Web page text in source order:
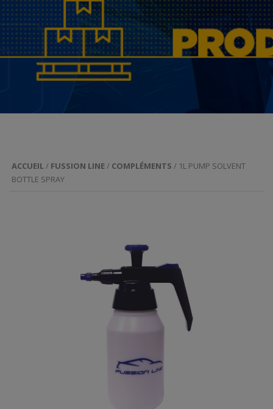
ACCUEIL / FUSSION LINE / COMPLÉMENTS / 1L PUMP SOLVENT
BOTTLE SPRAY